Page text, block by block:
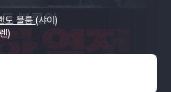
도 블룸(샤이)
)